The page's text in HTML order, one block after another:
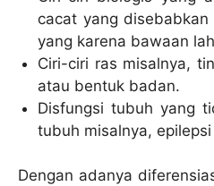
cacat yang
yang karena bawaan
Ciri-ciri ras misalnya,
atau bentuk badan.
Disfungsi tubuh yang
tubuh misalnya,
Dengan adanya